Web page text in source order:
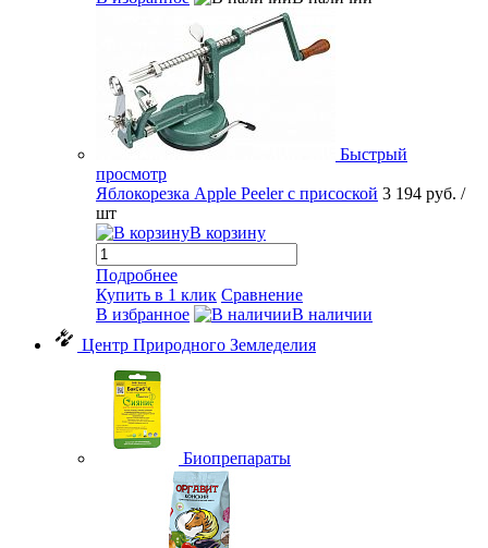
Быстрый
просмотр
Яблокорезка Apple Peeler с присоской 3 194 руб. /
шт
В корзину
Подробнее
Купить в 1 клик Сравнение
В избранное
В наличии
Центр Природного Земледелия
Биопрепараты